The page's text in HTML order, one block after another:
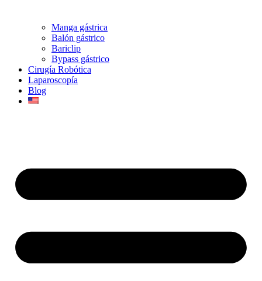
Manga gástrica
Balón gástrico
Bariclip
Bypass gástrico
Cirugía Robótica
Laparoscopía
Blog